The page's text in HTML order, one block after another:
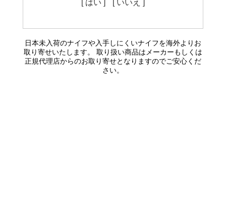
[ はい ] [ いいえ ]
日本未入荷のナイフや入手しにくいナイフを海外よりお
取り寄せいたします。 取り扱い商品はメーカーもしくは
正規代理店からのお取り寄せとなりますのでご安心くだ
さい。